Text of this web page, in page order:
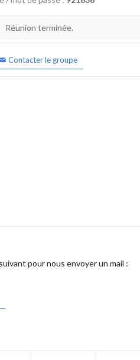
Réunion terminée.
Contacter le groupe
pour nous envoyer un mail :